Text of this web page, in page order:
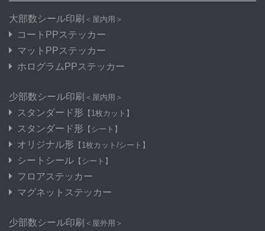
大部数シール印刷 ＜屋内用＞
コートPPステッカー
マットPPステッカー
ホログラムPPステッカー
少部数シール印刷 ＜屋内用＞
スタンダード形 【1枚カット】
スタンダード形 【シート】
オリジナル形 【1枚カット/シート】
シートシール 【シート】
フロアステッカー
マグネットステッカー
少部数シール印刷 ＜屋外用＞